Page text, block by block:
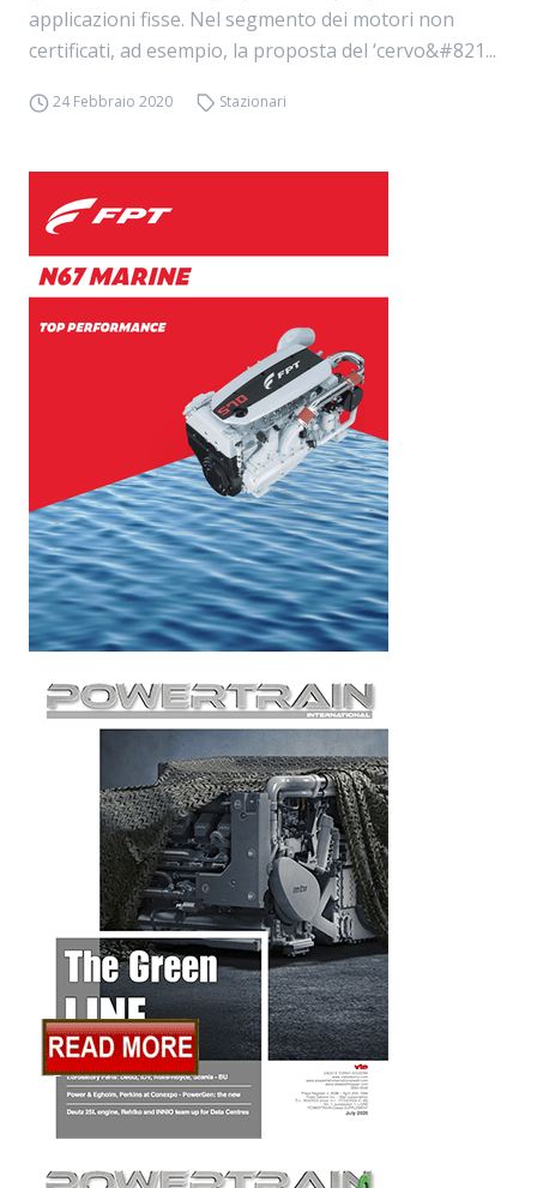
applicazioni fisse. Nel segmento dei motori non
certificati, ad esempio, la proposta del ‘cervo&#821...
24 Febbraio 2020 Stazionari